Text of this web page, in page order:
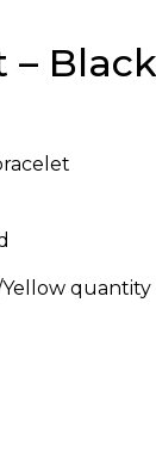
–
quantity